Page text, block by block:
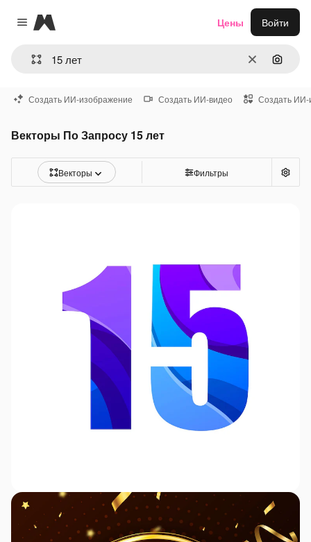
Close menu
Magnific
ОчиститьПоиск
Цены Войти
Создать ИИ-изображение Создать ИИ-видео Создать ИИ-
Векторы По Запросу 15 лет
Векторы Фильтры